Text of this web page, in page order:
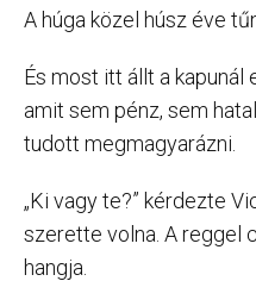
A húga közel húsz éve
És most itt állt a kapunál
amit sem pénz, sem
tudott megmagyarázni.
„Ki vagy te?” kérdezte
szerette volna. A reggel
hangja.